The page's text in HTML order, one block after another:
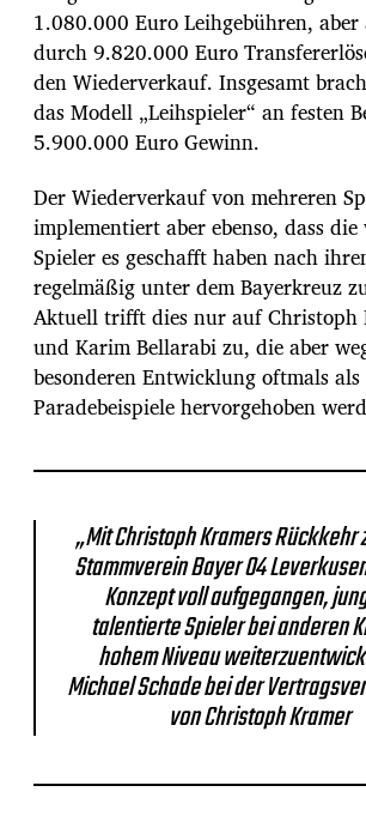
1.080.000 Euro Leihgebühren, aber
durch 9.820.000 Euro
den Wiederverkauf. Insgesamt
das Modell „Leihspieler“ an festen
5.900.000 Euro Gewinn.
Der Wiederverkauf von mehreren
implementiert aber ebenso, dass die
Spieler es geschafft haben nach
regelmäßig unter dem Bayerkreuz
Aktuell trifft dies nur auf Christoph
und Karim Bellarabi zu, die aber
besonderen Entwicklung oftmals als
Paradebeispiele hervorgehoben
„Mit Christoph Kramers Rückkehr
Stammverein Bayer 04
Konzept voll aufgegangen,
talentierte Spieler bei anderen
hohem Niveau
Michael Schade bei der
von Christoph Kramer